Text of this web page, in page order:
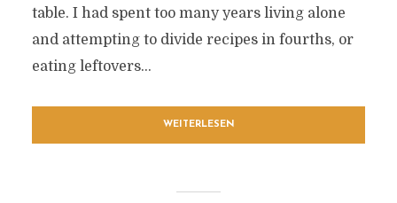
table. I had spent too many years living alone
and attempting to divide recipes in fourths, or
eating leftovers...
WEITERLESEN